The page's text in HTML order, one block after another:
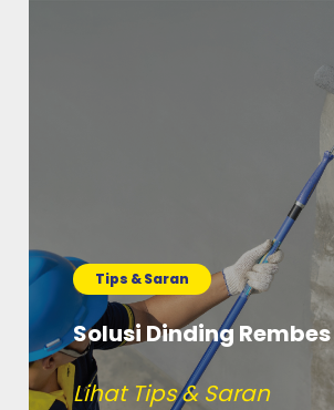
Tips & Saran
Solusi Dinding Rembes
Lihat Tips & Saran